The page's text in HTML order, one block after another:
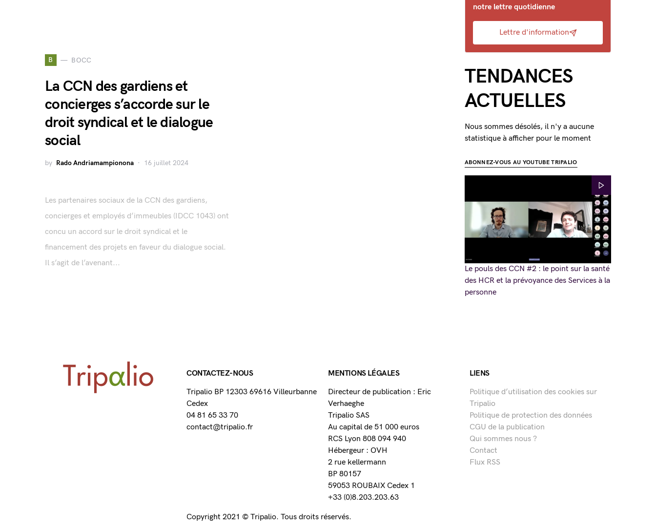
B BOCC
La CCN des gardiens et
concierges s’accorde sur le
droit syndical et le dialogue
social
by Rado Andriamampionona 16 juillet 2024
Les partenaires sociaux de la CCN des gardiens,
concierges et employés d’immeubles (IDCC 1043) ont
concu un accord sur le droit syndical et le
financement des projets en faveur du dialogue social.
Il s’agit de l’avenant...
notre lettre quotidienne
Lettre d'information
TENDANCES
ACTUELLES
Nous sommes désolés, il n'y a aucune
statistique à afficher pour le moment
ABONNEZ-VOUS AU YOUTUBE TRIPALIO
Le pouls des CCN #2 : le point sur la santé
des HCR et la prévoyance des Services à la
personne
CONTACTEZ-NOUS
Tripalio BP 12303 69616 Villeurbanne
Cedex
04 81 65 33 70
contact@tripalio.fr
MENTIONS LÉGALES
Directeur de publication : Eric
Verhaeghe
Tripalio SAS
Au capital de 51 000 euros
RCS Lyon 808 094 940
Hébergeur : OVH
2 rue kellermann
BP 80157
59053 ROUBAIX Cedex 1
+33 (0)8.203.203.63
LIENS
Politique d’utilisation des cookies sur
Tripalio
Politique de protection des données
CGU de la publication
Qui sommes nous ?
Contact
Flux RSS
Copyright 2021 © Tripalio. Tous droits réservés.